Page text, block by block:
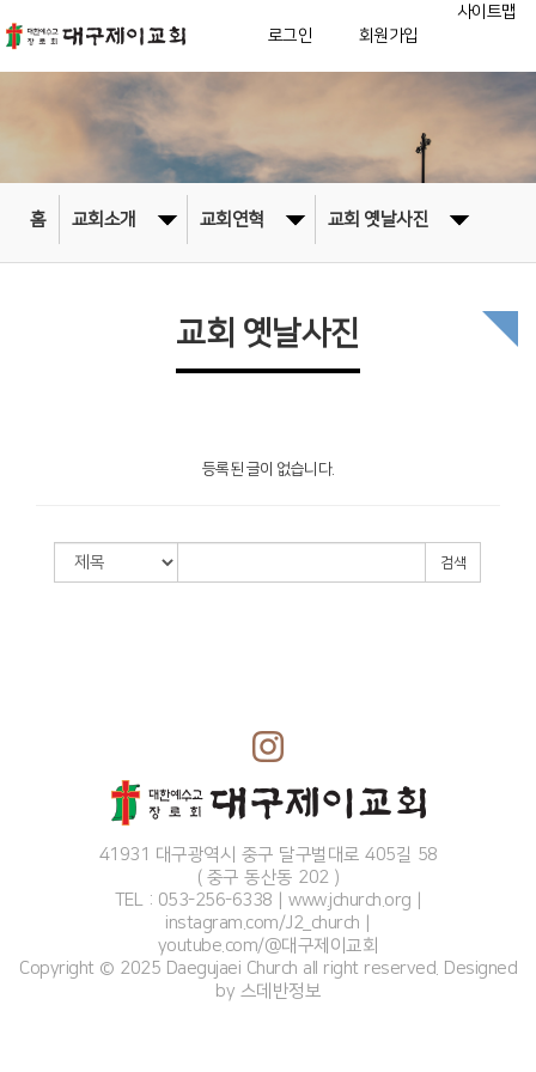
로그인 회원가입
사이트맵
홈 교회소개 교회연혁 교회 옛날사진
교회 옛날사진
등록된 글이 없습니다.
검색
41931 대구광역시 중구 달구벌대로 405길 58
( 중구 동산동 202 )
TEL : 053-256-6338
www.jchurch.org
instagram.com/J2_church
youtube.com/@대구제이교회
Copyright © 2025 Daegujaei Church all right reserved. Designed
by 스데반정보